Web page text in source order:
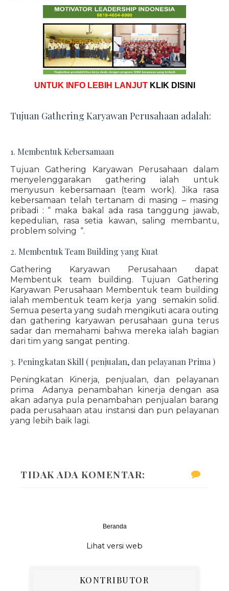
UNTUK INFO LEBIH LANJUT KLIK DISINI
Tujuan Gathering Karyawan Perusahaan adalah:
1. Membentuk Kebersamaan
Tujuan Gathering Karyawan Perusahaan dalam
menyelenggarakan gathering ialah untuk
menyusun kebersamaan (team work). Jika rasa
kebersamaan telah tertanam di masing – masing
pribadi : “ maka bakal ada rasa tanggung jawab,
kepedulian, rasa setia kawan, saling membantu,
problem solving “.
2. Membentuk Team Building yang Kuat
Gathering Karyawan Perusahaan dapat
Membentuk team building. Tujuan Gathering
Karyawan Perusahaan Membentuk team building
ialah membentuk team kerja yang semakin solid.
Semua peserta yang sudah mengikuti acara outing
dan gathering karyawan perusahaan guna terus
sadar dan memahami bahwa mereka ialah bagian
dari tim yang sangat penting.
3. Peningkatan Skill ( penjualan, dan pelayanan Prima )
Peningkatan Kinerja, penjualan, dan pelayanan
prima Adanya penambahan kinerja dengan asa
akan adanya pula penambahan penjualan barang
pada perusahaan atau instansi dan pun pelayanan
yang lebih baik lagi.
TIDAK ADA KOMENTAR:
Beranda
Lihat versi web
KONTRIBUTOR